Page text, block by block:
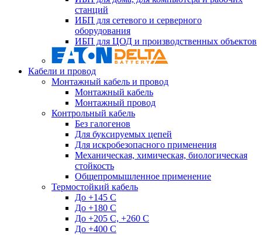
станций
ИБП для сетевого и серверного
оборудования
ИБП для ЦОД и производственных объектов
Кабели и провод
Монтажный кабель и провод
Монтажный кабель
Монтажный провод
Контрольный кабель
Без галогенов
Для буксируемых цепей
Для искробезопасного применения
Механическая, химическая, биологическая
стойкость
Общепромышленное применение
Термостойкий кабель
До +145 С
До +180 C
До +205 С, +260 С
До +400 C